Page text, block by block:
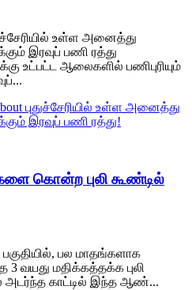
உள்ள அனைத்து
இரவுப் பணி ரத்து
உட்பட்ட ஆலைகளில் பணிபுரியும்
புதுச்சேரியில் உள்ள அனைத்து
இரவுப் பணி ரத்து!
கொன்ற புலி கூண்டில்
பல மாதங்களாக
வயது மதிக்கத்தக்க புலி
அடர்ந்த காட்டில் இந்த ஆண்...